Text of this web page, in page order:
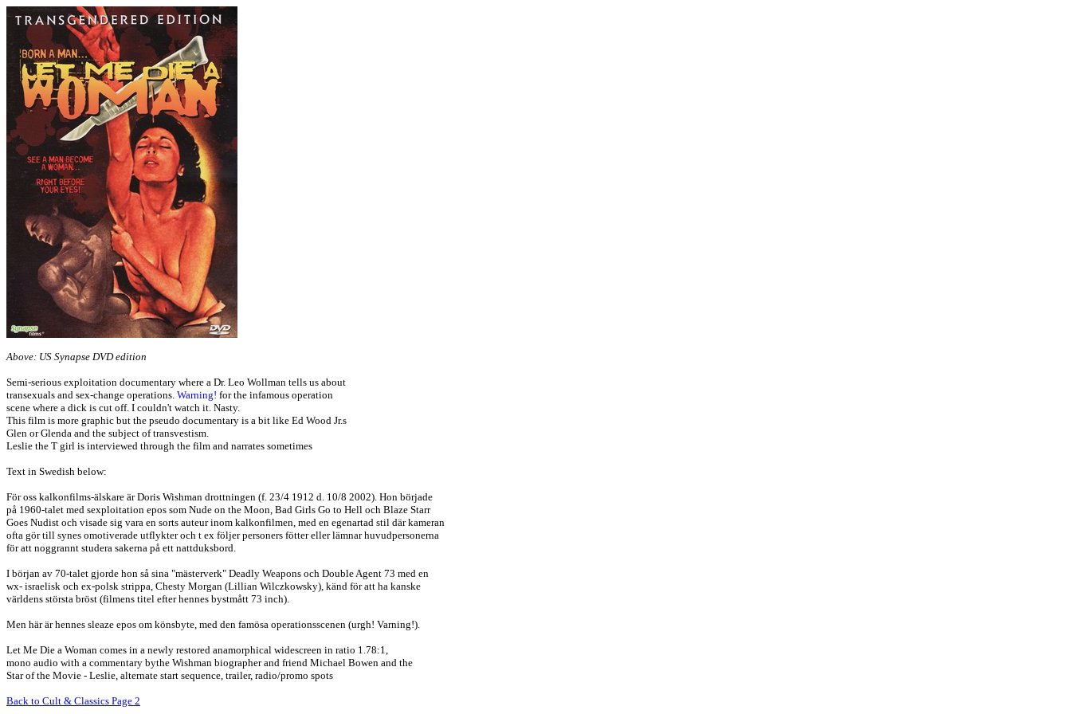
Above: US Synapse DVD edition
Semi-serious exploitation documentary where a Dr. Leo Wollman tells us about
transexuals and sex-change operations. Warning! for the infamous operation
scene where a dick is cut off. I couldn't watch it. Nasty.
This film is more graphic but the pseudo documentary is a bit like Ed Wood Jr.s
Glen or Glenda and the subject of transvestism.
Leslie the T girl is interviewed through the film and narrates sometimes
Text in Swedish below:
För oss kalkonfilms-älskare är Doris Wishman drottningen (f. 23/4 1912 d. 10/8 2002). Hon började
på 1960-talet med sexploitation epos som Nude on the Moon, Bad Girls Go to Hell och Blaze Starr
Goes Nudist och visade sig vara en sorts auteur inom kalkonfilmen, med en egenartad stil där kameran
ofta gör till synes omotiverade utflykter och t ex följer personers fötter eller lämnar huvudpersonerna
för att noggrannt studera sakerna på ett nattduksbord.
I början av 70-talet gjorde hon så sina "mästerverk" Deadly Weapons och Double Agent 73 med en
wx- israelisk och ex-polsk strippa, Chesty Morgan (Lillian Wilczkowsky), känd för att ha kanske
världens största bröst (filmens titel efter hennes bystmått 73 inch).
Men här är hennes sleaze epos om könsbyte, med den famösa operationsscenen (urgh! Varning!).
Let Me Die a Woman comes in a newly restored anamorphical widescreen in ratio 1.78:1,
mono audio with a commentary bythe Wishman biographer and friend Michael Bowen and the
Star of the Movie - Leslie, alternate start sequence, trailer, radio/promo spots
Back to Cult & Classics Page 2